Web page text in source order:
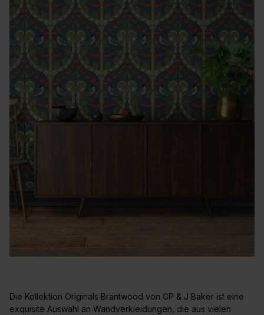
Die Kollektion Originals Brantwood von GP & J Baker ist eine
exquisite Auswahl an Wandverkleidungen, die aus vielen